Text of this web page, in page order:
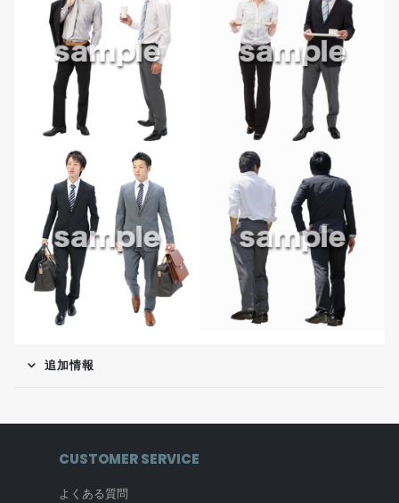
追加情報
CUSTOMER SERVICE
よくある質問